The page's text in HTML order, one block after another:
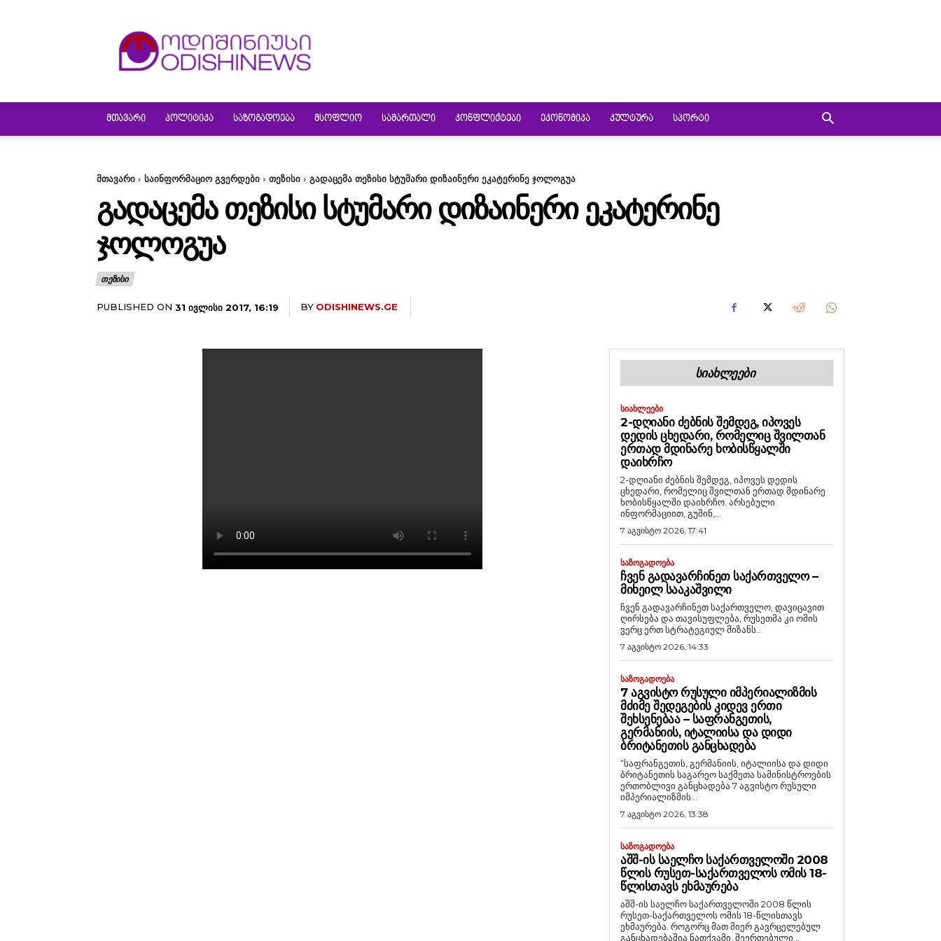
ᲛᲗᲐᲕᲐᲠᲘ ᲞᲝᲚᲘᲢᲘᲙᲐ ᲡᲐᲖᲝᲒᲐᲓᲝᲔᲑᲐ ᲛᲡᲝᲤᲚᲘᲝ ᲡᲐᲛᲐᲠᲗᲐᲚᲘ ᲙᲝᲜᲤᲚᲘᲥᲢᲔᲑᲘ ᲔᲙᲝᲜᲝᲛᲘᲙᲐ ᲙᲣᲚᲢᲣᲠᲐ ᲡᲞᲝᲠᲢᲘ
მთავარი საინფორმაციო გვერდები თეზისი გადაცემა თეზისი სტუმარი დიზაინერი ეკატერინე ჯოლოგუა
ᲒᲐᲓᲐᲪᲔᲛᲐ ᲗᲔᲖᲘᲡᲘ ᲡᲢᲣᲛᲐᲠᲘ ᲓᲘᲖᲐᲘᲜᲔᲠᲘ ᲔᲙᲐᲢᲔᲠᲘᲜᲔ
ᲯᲝᲚᲝᲒᲣᲐ
ᲗᲔᲖᲘᲡᲘ
PUBLISHED ON 31 ᲘᲕᲚᲘᲡᲘ 2017, 16:19 BY ODISHINEWS.GE
ᲡᲘᲐᲮᲚᲔᲔᲑᲘ
ᲡᲘᲐᲮᲚᲔᲔᲑᲘ
2-ᲓᲦᲘᲐᲜᲘ ᲫᲔᲑᲜᲘᲡ ᲨᲔᲛᲓᲔᲒ, ᲘᲞᲝᲕᲔᲡ
ᲓᲔᲓᲘᲡ ᲪᲮᲔᲓᲐᲠᲘ, ᲠᲝᲛᲔᲚᲘᲪ ᲨᲕᲘᲚᲗᲐᲜ
ᲔᲠᲗᲐᲓ ᲛᲓᲘᲜᲐᲠᲔ ᲮᲝᲑᲘᲡᲬᲧᲐᲚᲨᲘ
ᲓᲐᲘᲮᲠᲩᲝ
2-დღიანი ძებნის შემდეგ, იპოვეს დედის
ცხედარი, რომელიც შვილთან ერთად მდინარე
ხობისწყალში დაიხრჩო. არსებული
ინფორმაციით, გუშინ,...
7 აგვისტო 2026, 17:41
ᲡᲐᲖᲝᲒᲐᲓᲝᲔᲑᲐ
ᲩᲕᲔᲜ ᲒᲐᲓᲐᲕᲐᲠᲩᲘᲜᲔᲗ ᲡᲐᲥᲐᲠᲗᲕᲔᲚᲝ –
ᲛᲘᲮᲔᲘᲚ ᲡᲐᲐᲙᲐᲨᲕᲘᲚᲘ
ჩვენ გადავარჩინეთ საქართველო, დავიცავით
ღირსება და თავისუფლება, რუსეთმა კი ომის
ვერც ერთ სტრატეგიულ მიზანს...
7 აგვისტო 2026, 14:33
ᲡᲐᲖᲝᲒᲐᲓᲝᲔᲑᲐ
7 ᲐᲒᲕᲘᲡᲢᲝ ᲠᲣᲡᲣᲚᲘ ᲘᲛᲞᲔᲠᲘᲐᲚᲘᲖᲛᲘᲡ
ᲛᲫᲘᲛᲔ ᲨᲔᲓᲔᲒᲔᲑᲘᲡ ᲙᲘᲓᲔᲕ ᲔᲠᲗᲘ
ᲨᲔᲮᲡᲔᲜᲔᲑᲐᲐ – ᲡᲐᲤᲠᲐᲜᲒᲔᲗᲘᲡ,
ᲒᲔᲠᲛᲐᲜᲘᲘᲡ, ᲘᲢᲐᲚᲘᲘᲡᲐ ᲓᲐ ᲓᲘᲓᲘ
ᲑᲠᲘᲢᲐᲜᲔᲗᲘᲡ ᲒᲐᲜᲪᲮᲐᲓᲔᲑᲐ
“საფრანგეთის, გერმანიის, იტალიისა და დიდი
ბრიტანეთის საგარეო საქმეთა სამინისტროების
ერთობლივი განცხადება 7 აგვისტო რუსული
იმპერიალიზმის...
7 აგვისტო 2026, 13:38
ᲡᲐᲖᲝᲒᲐᲓᲝᲔᲑᲐ
ᲐᲨᲨ-ᲘᲡ ᲡᲐᲔᲚᲩᲝ ᲡᲐᲥᲐᲠᲗᲕᲔᲚᲝᲨᲘ 2008
ᲬᲚᲘᲡ ᲠᲣᲡᲔᲗ-ᲡᲐᲥᲐᲠᲗᲕᲔᲚᲝᲡ ᲝᲛᲘᲡ 18-
ᲬᲚᲘᲡᲗᲐᲕᲡ ᲔᲮᲛᲐᲣᲠᲔᲑᲐ
აშშ-ის საელჩო საქართველოში 2008 წლის
რუსეთ-საქართველოს ომის 18-წლისთავს
ეხმაურება. როგორც მათ მიერ გავრცელებულ
განცხადებაშია ნათქვამი, შეერთებული...